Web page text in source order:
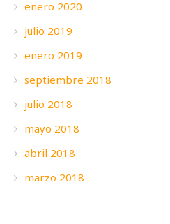
enero 2020
julio 2019
enero 2019
septiembre 2018
julio 2018
mayo 2018
abril 2018
marzo 2018